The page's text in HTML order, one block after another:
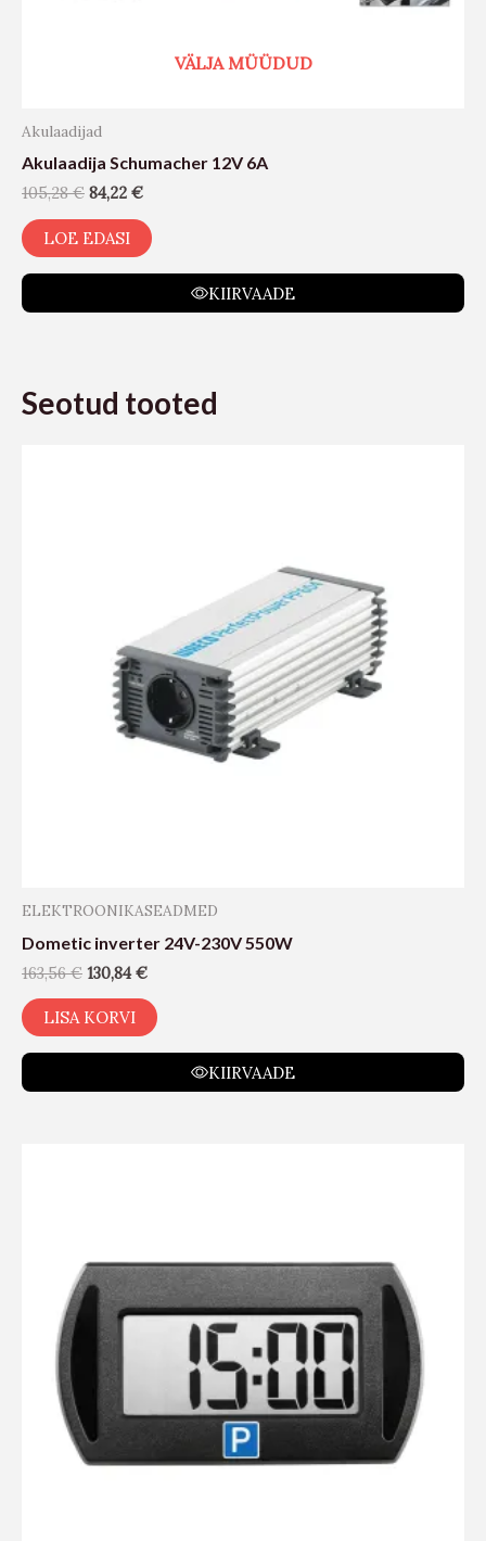
VÄLJA MÜÜDUD
Akulaadijad
Akulaadija Schumacher 12V 6A
105,28€ 84,22 €
LOE EDASI
KIIRVAADE
Seotud tooted
ELEKTROONIKASEADMED
Dometic inverter 24V-230V 550W
163,56€ 130,84€
LISA KORVI
KIIRVAADE